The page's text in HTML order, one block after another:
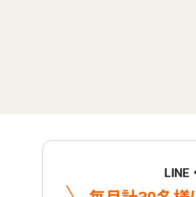
LINE